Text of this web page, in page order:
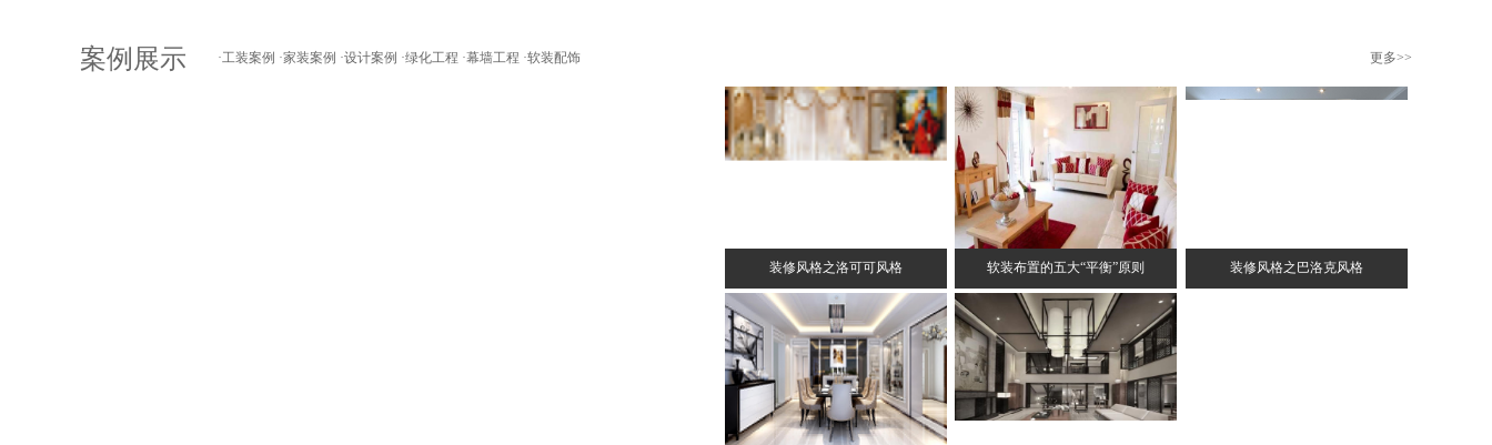
案例展示 ·工装案例 ·家装案例 ·设计案例 ·绿化工程 ·幕墙工程 ·软装配饰 更多>>
装修风格之洛可可风格 软装布置的五大“平衡”原则 装修风格之巴洛克风格